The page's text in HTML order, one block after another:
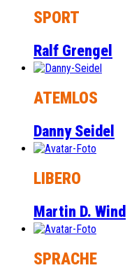
SPORT
Ralf Grengel
ATEMLOS
Danny Seidel
LIBERO
Martin D. Wind
SPRACHE